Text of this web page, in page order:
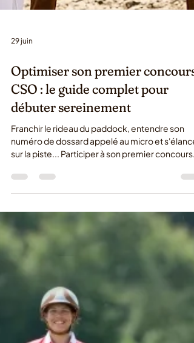
Optimiser son premier concours
CSO : le guide complet pour
débuter sereinement
Franchir le rideau du paddock, entendre son
numéro de dossard appelé au micro et
sur la piste... Participer à son premier concours
CSO (Concours de Saut d'Obstacles) est une
étape majeure et vibrante dans la vie d'un
cavalier. C'est le moment où le travail de